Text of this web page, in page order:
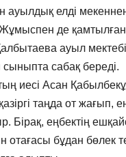
ауылдық елді
Жұмыспен де
ауыл
сабақ береді.
иесі Асан
таңда от жағып,
Бірақ, еңбектің
отағасы бұдан бөлек